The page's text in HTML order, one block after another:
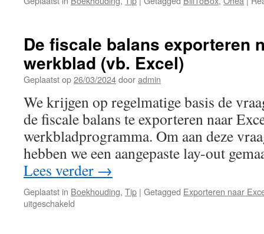
De fiscale balans exporteren
werkblad (vb. Excel)
Geplaatst op26/03/2024dooradmin
We krijgen op regelmatige basis de
de fiscale balans te exporteren naar
werkbladprogramma. Om aan deze
hebben we een aangepaste lay-out
Lees verder →
Geplaatst in Boekhouding, Tip | Getagged Exporteren naar
uitgeschakeld